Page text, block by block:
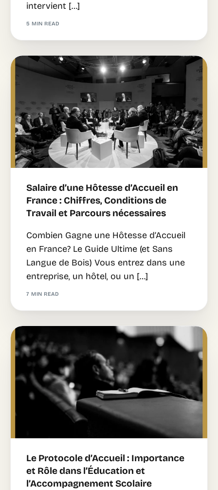
intervient […]
5 MIN READ
Salaire d’une Hôtesse d’Accueil en
France : Chiffres, Conditions de
Travail et Parcours nécessaires
Combien Gagne une Hôtesse d’Accueil
en France? Le Guide Ultime (et Sans
Langue de Bois) Vous entrez dans une
entreprise, un hôtel, ou un […]
7 MIN READ
Le Protocole d’Accueil : Importance
et Rôle dans l’Éducation et
l’Accompagnement Scolaire